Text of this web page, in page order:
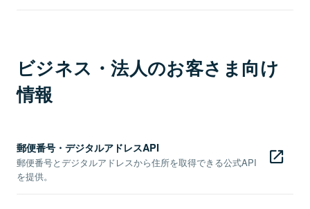
ビジネス・法人のお客さま向け
情報
郵便番号・デジタルアドレスAPI
郵便番号とデジタルアドレスから住所を取得できる公式API
を提供。